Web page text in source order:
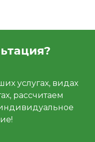
услугах, видах
рассчитаем